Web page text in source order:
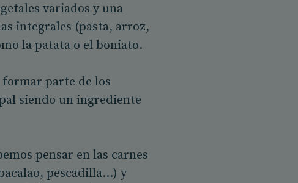
variados y una
integrales (pasta, arroz,
la patata o el boniato.
formar parte de los
siendo un ingrediente
pensar en las carnes
pescadilla…) y